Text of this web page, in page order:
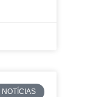
NOTÍCIAS